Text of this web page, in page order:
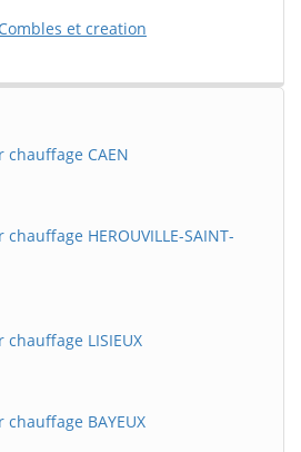
Combles et creation
CAEN
HEROUVILLE-SAINT-
LISIEUX
BAYEUX